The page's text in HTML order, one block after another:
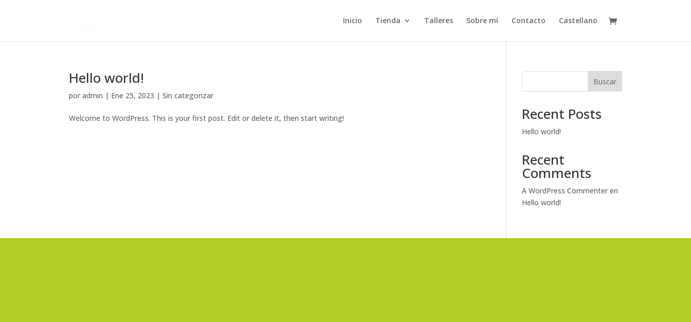
Inicio Tienda Talleres Sobre mí Contacto Castellano
Hello world!
poradmin | Ene 25, 2023 |Sin categorizar
Welcome to WordPress. This is your first post. Edit or delete it, then start writing!
Buscar
Recent Posts
Hello world!
Recent
Comments
A WordPress Commenter en
Hello world!